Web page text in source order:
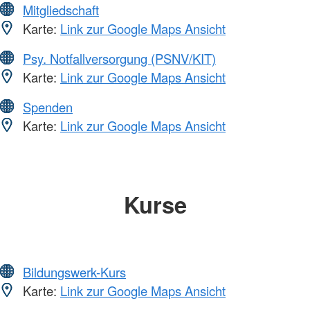
Mitgliedschaft
Karte: Link zur Google Maps Ansicht
Psy. Notfallversorgung (PSNV/KIT)
Karte: Link zur Google Maps Ansicht
Spenden
Karte: Link zur Google Maps Ansicht
Kurse
Bildungswerk-Kurs
Karte: Link zur Google Maps Ansicht